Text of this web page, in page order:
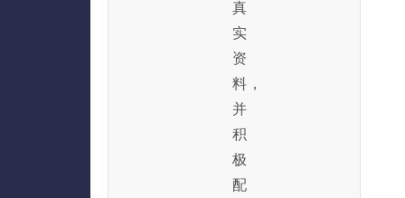
真
实
资
料，
并
积
极
配